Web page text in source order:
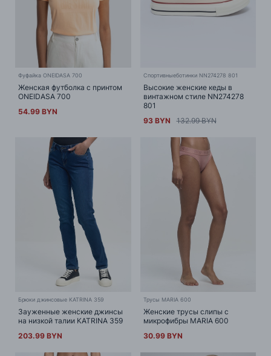
Фуфайка ONEIDASA 700
Женская футболка с принтом
ONEIDASA 700
54.99 BYN
Спортивныеботинки NN274278 801
Высокие женские кеды в
винтажном стиле NN274278
801
93 BYN
132.99 BYN
Брюки джинсовые KATRINA 359
Зауженные женские джинсы
на низкой талии KATRINA 359
203.99 BYN
Трусы MARIA 600
Женские трусы слипы с
микрофибры MARIA 600
30.99 BYN